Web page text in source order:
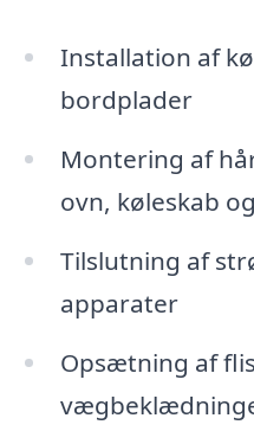
Installation af
bordplader
Montering af
ovn, køleskab
Tilslutning af
apparater
Opsætning af